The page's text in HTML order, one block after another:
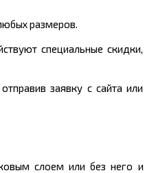
размеров.
специальные скидки,
заявку с сайта или
слоем или без него и